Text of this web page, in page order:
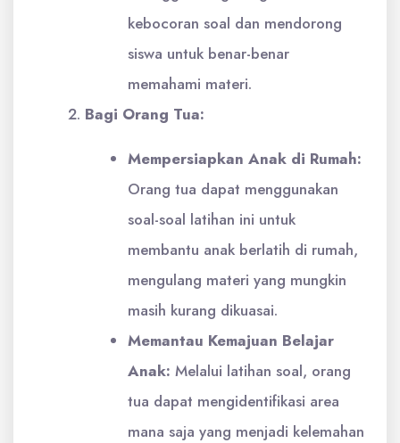
kebocoran soal dan mendorong
siswa untuk benar-benar
memahami materi.
Bagi Orang Tua:
Mempersiapkan Anak di Rumah:
Orang tua dapat menggunakan
soal-soal latihan ini untuk
membantu anak berlatih di rumah,
mengulang materi yang mungkin
masih kurang dikuasai.
Memantau Kemajuan Belajar
Anak: Melalui latihan soal, orang
tua dapat mengidentifikasi area
mana saja yang menjadi kelemahan